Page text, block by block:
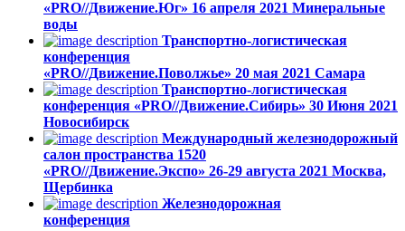
«PRO//Движение.Юг» 16 апреля 2021 Минеральные
воды
Транспортно-логистическая
конференция
«PRO//Движение.Поволжье» 20 мая 2021 Самара
Транспортно-логистическая
конференция «PRO//Движение.Сибирь» 30 Июня 2021
Новосибирск
Международный железнодорожный
салон пространства 1520
«PRO//Движение.Экспо» 26-29 августа 2021 Москва,
Щербинка
Железнодорожная
конференция